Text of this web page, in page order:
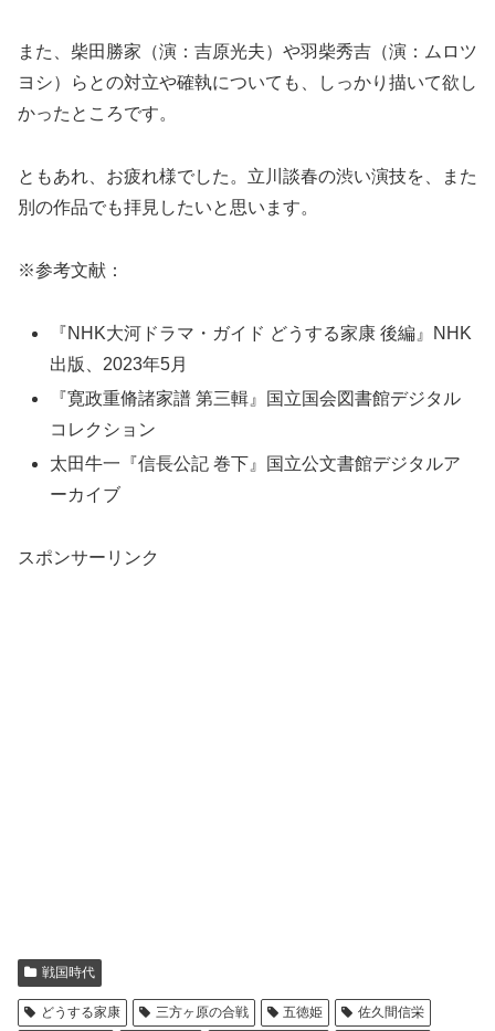
また、柴田勝家（演：吉原光夫）や羽柴秀吉（演：ムロツ
ヨシ）らとの対立や確執についても、しっかり描いて欲し
かったところです。
ともあれ、お疲れ様でした。立川談春の渋い演技を、また
別の作品でも拝見したいと思います。
※参考文献：
『NHK大河ドラマ・ガイド どうする家康 後編』NHK
出版、2023年5月
『寛政重脩諸家譜 第三輯』国立国会図書館デジタル
コレクション
太田牛一『信長公記 巻下』国立公文書館デジタルア
ーカイブ
スポンサーリンク
戦国時代
どうする家康 三方ヶ原の合戦 五徳姫
佐久間信栄